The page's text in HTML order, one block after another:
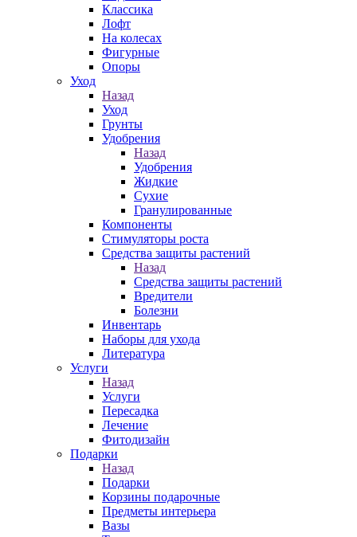
Классика
Лофт
На колесах
Фигурные
Опоры
Уход
Назад
Уход
Грунты
Удобрения
Назад
Удобрения
Жидкие
Сухие
Гранулированные
Компоненты
Стимуляторы роста
Средства защиты растений
Назад
Средства защиты растений
Вредители
Болезни
Инвентарь
Наборы для ухода
Литература
Услуги
Назад
Услуги
Пересадка
Лечение
Фитодизайн
Подарки
Назад
Подарки
Корзины подарочные
Предметы интерьера
Вазы